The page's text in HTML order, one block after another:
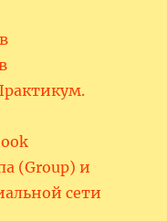
(Group) и
сети